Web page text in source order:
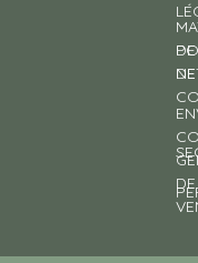
DE
DE
DE